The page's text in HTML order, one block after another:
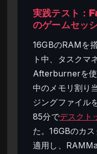
実践テスト：
のゲームセッ
16GBのRAMを
ト中、タスクマ
Afterburnerを使
中のメモリ割り
ジングファイル
85分でデスクト
た。16GBのカ
適用し、